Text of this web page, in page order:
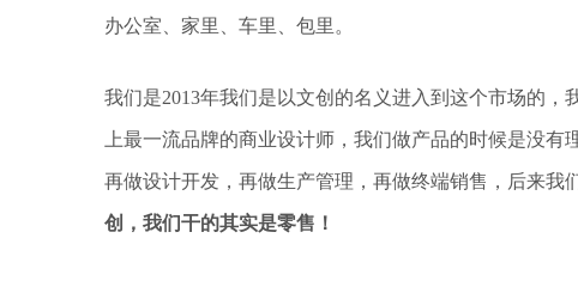
办公室、家里、车里、包里。
我们是2013年我们是以文创的名义进入到这个市场的
上最一流品牌的商业设计师，我们做产品的时候是没
再做设计开发，再做生产管理，再做终端销售，后来我
创，我们干的其实是零售！